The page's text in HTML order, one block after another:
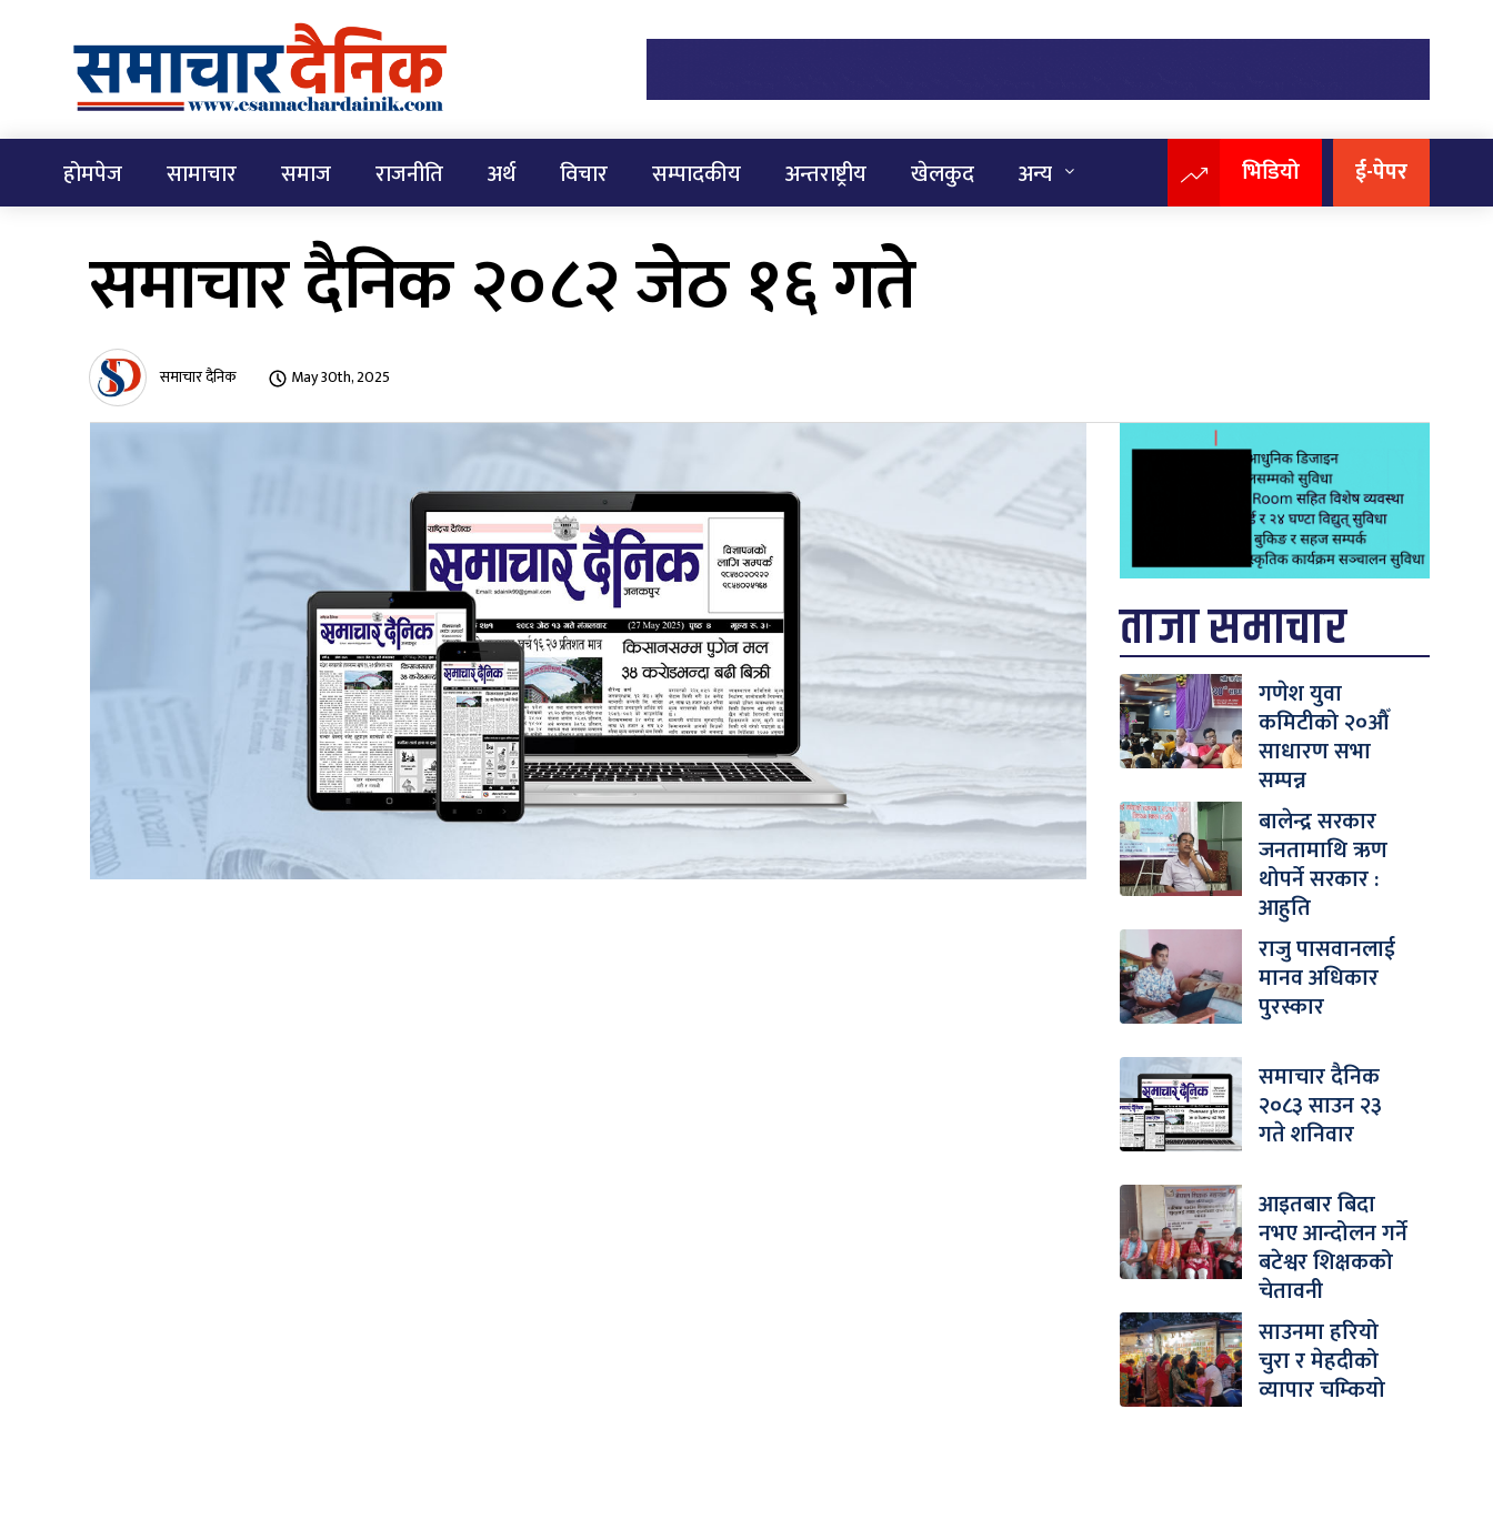
होमपेज सामाचार समाज राजनीति अर्थ विचार सम्पादकीय अन्तराष्ट्रीय खेलकुद अन्य भिडियो ई-पेपर
समाचार दैनिक २०८२ जेठ १६ गते
समाचार दैनिक May 30th, 2025
ताजा समाचार
गणेश युवा
कमिटीको २०औँ
साधारण सभा
सम्पन्न
बालेन्द्र सरकार
जनतामाथि ऋण
थोपर्ने सरकार :
आहुति
राजु पासवानलाई
मानव अधिकार
पुरस्कार
समाचार दैनिक
२०८३ साउन २३
गते शनिवार
आइतबार बिदा
नभए आन्दोलन गर्ने
बटेश्वर शिक्षकको
चेतावनी
साउनमा हरियो
चुरा र मेहदीको
व्यापार चम्कियो